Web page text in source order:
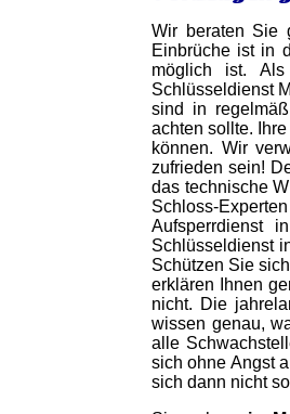
Wir beraten Sie
Einbrüche ist in
möglich ist.
Schlüsseldienst
sind in
achten sollte.
können. Wir
zufrieden sein!
das technische
Schloss-
Aufsperrdienst
Schlüsseldienst
Schützen Sie
erklären Ihnen
nicht. Die
wissen genau,
alle
sich ohne Angst
sich dann nicht